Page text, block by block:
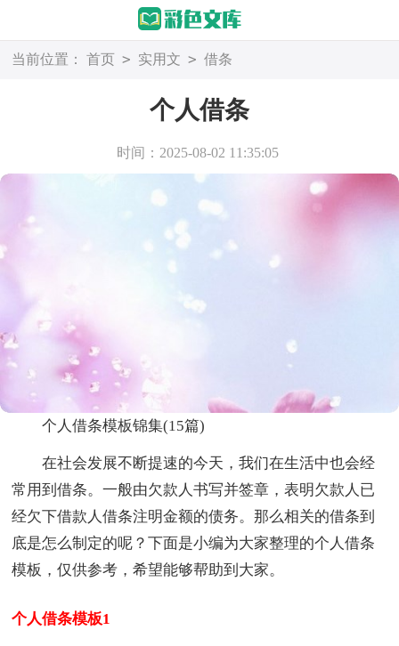
当前位置： 首页 > 实用文 > 借条
个人借条
时间：2025-08-02 11:35:05
个人借条模板锦集(15篇)
在社会发展不断提速的今天，我们在生活中也会经
常用到借条。一般由欠款人书写并签章，表明欠款人已
经欠下借款人借条注明金额的债务。那么相关的借条到
底是怎么制定的呢？下面是小编为大家整理的个人借条
模板，仅供参考，希望能够帮助到大家。
个人借条模板1